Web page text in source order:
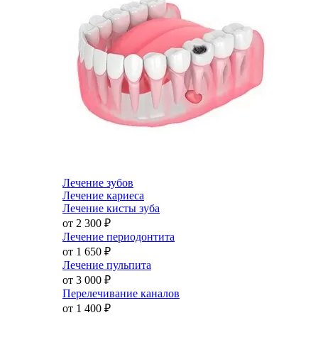
Лечение зубов
Лечение кариеса
Лечение кисты зуба
от 2 300 ₽
Лечение периодонтита
от 1 650 ₽
Лечение пульпита
от 3 000 ₽
Перелечивание каналов
от 1 400 ₽